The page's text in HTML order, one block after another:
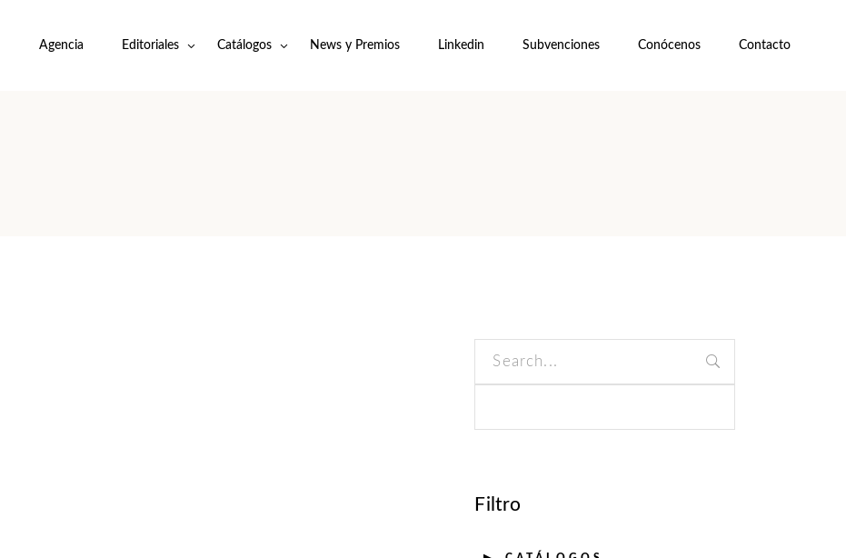
Agencia Editoriales Catálogos News y Premios Linkedin Subvenciones Conócenos Contacto
Search
Filtro